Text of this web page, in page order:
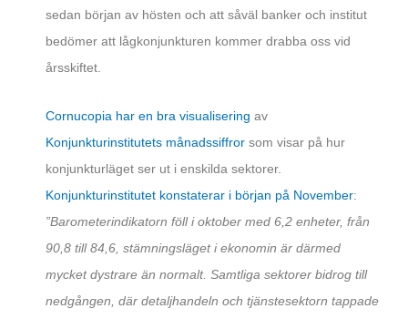
sedan början av hösten och att såväl banker och institut
bedömer att lågkonjunkturen kommer drabba oss vid
årsskiftet.
Cornucopia har en bra visualisering av
Konjunkturinstitutets månadssiffror som visar på hur
konjunkturläget ser ut i enskilda sektorer.
Konjunkturinstitutet konstaterar i början på November:
”Barometerindikatorn föll i oktober med 6,2 enheter, från
90,8 till 84,6, stämningsläget i ekonomin är därmed
mycket dystrare än normalt. Samtliga sektorer bidrog till
nedgången, där detaljhandeln och tjänstesektorn tappade